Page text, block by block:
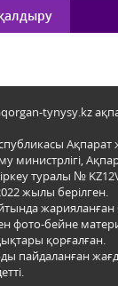
tynysy.kz
Ақпарат
министрлігі,
туралы №
жылы берілген.
фото-бейне
қорғалған.
пайдаланған